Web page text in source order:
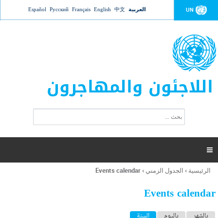
Jump to navigation UN العربية 中文
English
Français
Русский
Español
اللاجئون والمهاجرون
ت
ر
ل
ح
ب

أنت
هنا
الرئيسية › الجدول الزمني ›
Events calendar
Events calendar